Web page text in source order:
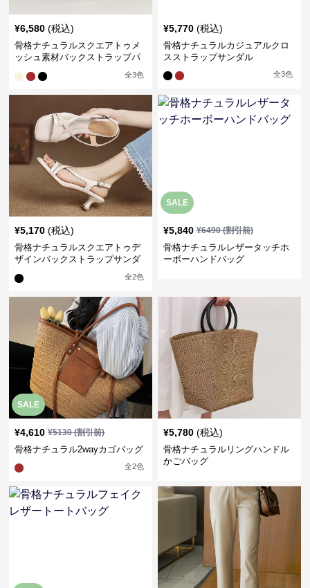
¥6,580 (税込)
骨格ナチュラルスクエアトゥメ
ッシュ素材バックストラップパ
全3色
¥5,770 (税込)
骨格ナチュラルカジュアルクロ
スストラップサンダル
全3色
¥5,170 (税込)
骨格ナチュラルスクエアトゥデ
ザインバックストラップサンダ
全2色
SALE
¥5,840 ¥6490(割引前)
骨格ナチュラルレザータッチホ
ーボーハンドバッグ
SALE
¥4,610 ¥5130(割引前)
骨格ナチュラル2wayカゴバッグ
全2色
¥5,780 (税込)
骨格ナチュラルリングハンドル
かごバッグ